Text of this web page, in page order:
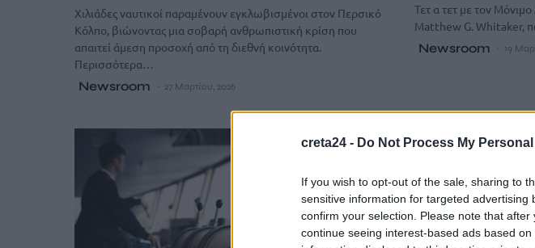
creta24 - Do Not Process My
If you wish to opt-out of the sale, sharing to
sensitive information for targeted
confirm your selection. Please note that
continue seeing interest-based ads based
Χιλιάδες ναυτικοί παραμένουν εγκλωβισμένοι στον Περσικό
Κόλπο, βιώνοντας μια σοβαρή ανθρωπιστική κρίση που
απαιτεί άμεση προσοχή από τη διεθνή κοινότητα.
Περισσότερα…
Newsroom 27 Μαρτίου, 2026
Τετ α τετ με τον
Matthew G. Whitaker,
Newsroom 19